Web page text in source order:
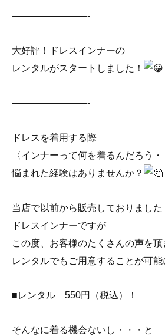
————————-
大好評！ドレスインナーの
レンタルがスタートしました！
————————-
ドレスを着用する際
〈インナーって何を着るんだろう
悩まれた経験はありませんか？
当店で以前から販売しておりました
ドレスインナーですが
この度、お客様のたくさんの声を頂
レンタルでもご用意することが可能
■レンタル 550円（税込）！
そんなに着る機会ないし・・・と